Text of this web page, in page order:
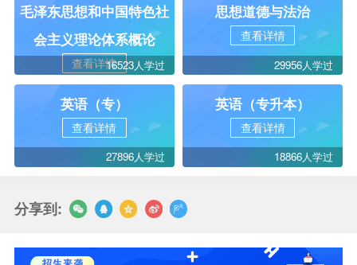
毛泽东思想和中国特色社
会主义理论体系概论
查看详情16523人学过
思想道德与法治
查看详情
29956人学过
英语（专）
查看详情
27896人学过
英语（专升本）
查看详情
18866人学过
分享到: